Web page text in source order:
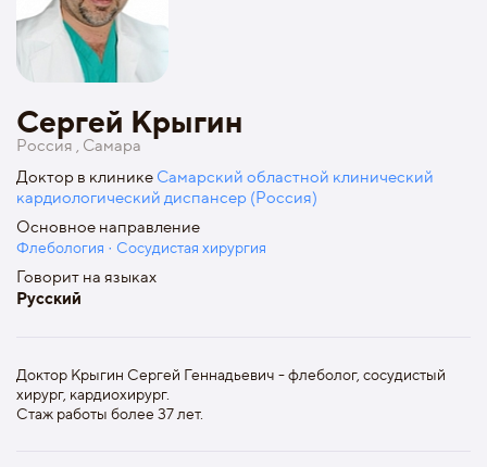
Сергей Крыгин
Россия , Самара
Доктор в клинике Самарский областной клинический
кардиологический диспансер (Россия)
Основное направление
Флебология · Сосудистая хирургия
Говорит на языках
Русский
Доктор Крыгин Сергей Геннадьевич - флеболог, сосудистый
хирург, кардиохирург.
Стаж работы более 37 лет.